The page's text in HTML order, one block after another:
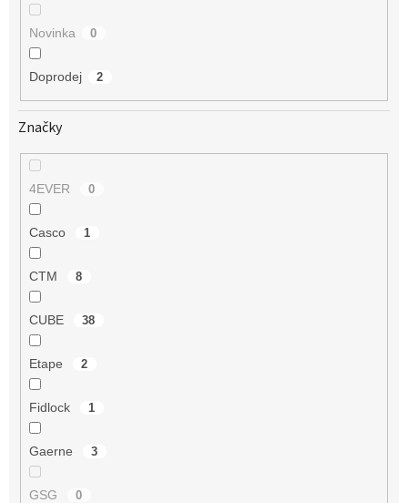
Novinka 0
Doprodej 2
Značky
4EVER 0
Casco 1
CTM 8
CUBE 38
Etape 2
Fidlock 1
Gaerne 3
GSG 0